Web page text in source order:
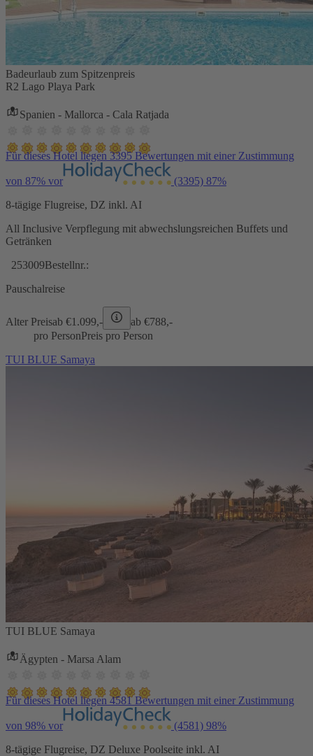
Badeurlaub zum Spitzenpreis
R2 Lago Playa Park
Spanien - Mallorca - Cala Ratjada
Für dieses Hotel liegen 3395 Bewertungen mit einer Zustimmung
von 87% vor (3395) 87%
8-tägige Flugreise, DZ inkl. AI
All Inclusive Verpflegung mit abwechslungsreichen Buffets und
Getränken
253009Bestellnr.:
Pauschalreise
Alter Preisab €1.099,- ab €788,-
pro PersonPreis pro Person
TUI BLUE Samaya
TUI BLUE Samaya
Ägypten - Marsa Alam
Für dieses Hotel liegen 4581 Bewertungen mit einer Zustimmung
von 98% vor (4581) 98%
8-tägige Flugreise, DZ Deluxe Poolseite inkl. AI